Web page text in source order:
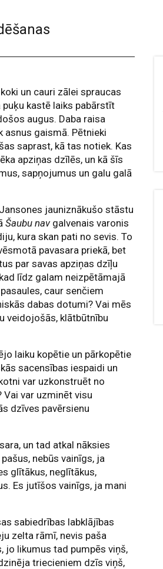
un cauri zālei spraucas
kastē laiks pabārstīt
augus. Daba raisa
asnus gaismā. Pētnieki
saprast, kā tas notiek. Kas
apziņas dzīlēs, un kā šīs
sapņojumus un galu galā
jauniznākušo stāstu
Šaubu navgalvenais varonis
kura skan pati no sevis. To
pavasara priekā, bet
par savas apziņas dzīļu
līdz galam neizpētāmajā
caur senčiem
dabas dotumi? Vai mēs
veidojošās, klātbūtnību
laiku kopētie un pārkopētie
sacensības iespaidi un
var uzkonstruēt no
Vai var uzminēt visu
dzīves pavērsienu
un tad atkal nāksies
nebūs vainīgs, ja
glītākus, neglītākus,
Es jutīšos vainīgs, ja mani
sabiedrības labklājības
zelta rāmī, nevis paša
jo likumus tad pumpēs viņš,
triecieniem dzīs viņš,